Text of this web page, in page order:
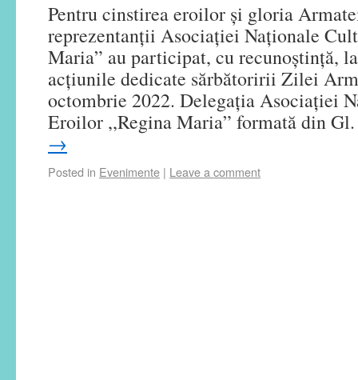
Pentru cinstirea eroilor și gloria
reprezentanții Asociației Naționale
Maria” au participat, cu recunoștință,
acțiunile dedicate sărbătoririi Zilei
octombrie 2022. Delegaţia Asociaţiei
Eroilor ,,Regina Maria” formată din
→
Posted in Evenimente | Leave a comment